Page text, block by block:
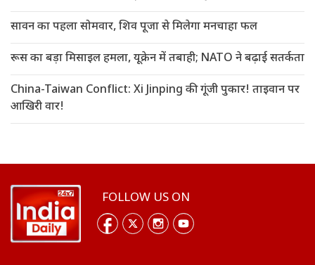
सावन का पहला सोमवार, शिव पूजा से मिलेगा मनचाहा फल
रूस का बड़ा मिसाइल हमला, यूक्रेन में तबाही; NATO ने बढ़ाई सतर्कता
China-Taiwan Conflict: Xi Jinping की गूंजी पुकार! ताइवान पर
आखिरी वार!
FOLLOW US ON